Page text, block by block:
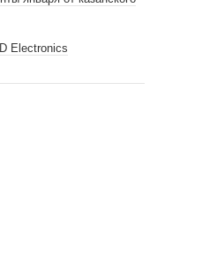
Electronics